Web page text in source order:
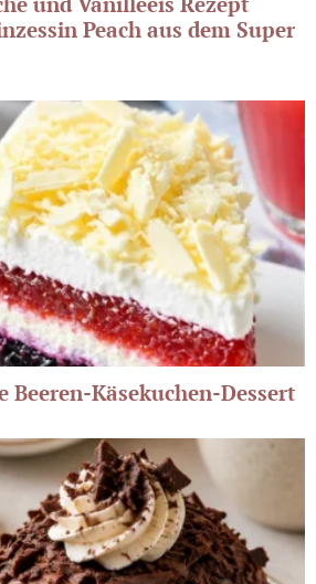
Peach aus dem Super
Beeren-Käsekuchen-Dessert